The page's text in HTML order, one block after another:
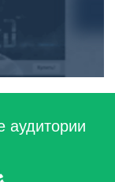
аудитории